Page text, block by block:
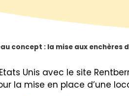
concept : la mise aux enchères
Unis avec le site
la mise en place d’une